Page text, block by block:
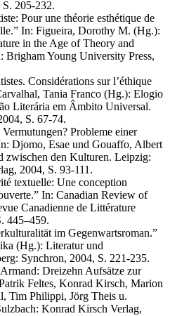
205-232.
Pour une théorie esthétique de
In: Figueira, Dorothy M. (Hg.):
in the Age of Theory and
Brigham Young University Press,
Considérations sur l’éthique
Tania Franco (Hg.): Elogio
Literária em Âmbito Universal.
S. 67-74.
Probleme einer
Djomo, Esae und Gouaffo, Albert
zwischen den Kulturen. Leipzig:
2004, S. 93-111.
textuelle: Une conception
In: Canadian Review of
Canadienne de Littérature
445–459.
im Gegenwartsroman.”
(Hg.): Literatur und
Synchron, 2004, S. 221-235.
Dreizehn Aufsätze zur
Feltes, Konrad Kirsch, Marion
Tim Philippi, Jörg Theis u.
Konrad Kirsch Verlag,